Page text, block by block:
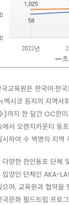
국교육원은 한국어·한
멕시코 등지의 지역사
)까지 한 달간 OC한미
에서 오렌지카운티 동
시하여 수 백명의 지역
다양한 한인동포 단체
입양인 단체인 AKA-
으며, 교육원과 협약을
국문화 필드트립 프로